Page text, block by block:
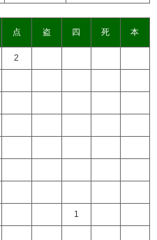
点 盗 四 死 本
2
1